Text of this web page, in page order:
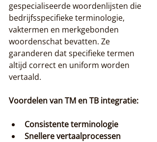
gespecialiseerde woordenlijsten die
bedrijfsspecifieke terminologie,
vaktermen en merkgebonden
woordenschat bevatten. Ze
garanderen dat specifieke termen
altijd correct en uniform worden
vertaald.
Voordelen van TM en TB integratie:
Consistente terminologie
Snellere vertaalprocessen